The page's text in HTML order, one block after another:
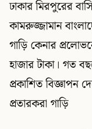
ঢাকার মিরপুরের
কামরুজ্জামান
গাড়ি কেনার
হাজার টাকা। গত
প্রকাশিত বিজ্ঞাপন
প্রতারকরা গাড়ি